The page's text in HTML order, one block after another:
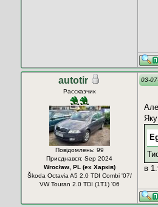
autotir
Рассказчик
Повідомлень: 99
Приєднався: Sep 2024
Wrocław, PL (ех Харків)
Škoda Octavia A5 2.0 TDI Combi '07/
VW Touran 2.0 TDI (1T1) '06
03-
Але
в